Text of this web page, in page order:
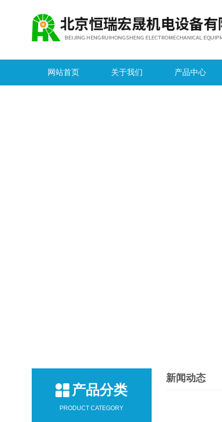
网站首页 关于我们 产品中心
产品分类
PRODUCT CATEGORY
新闻动态